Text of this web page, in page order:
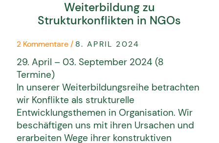
Weiterbildung zu
Strukturkonflikten in NGOs
2 Kommentare / 8. APRIL 2024
29. April – 03. September 2024 (8
Termine)
In unserer Weiterbildungsreihe betrachten
wir Konflikte als strukturelle
Entwicklungsthemen in Organisation. Wir
beschäftigen uns mit ihren Ursachen und
erarbeiten Wege ihrer konstruktiven